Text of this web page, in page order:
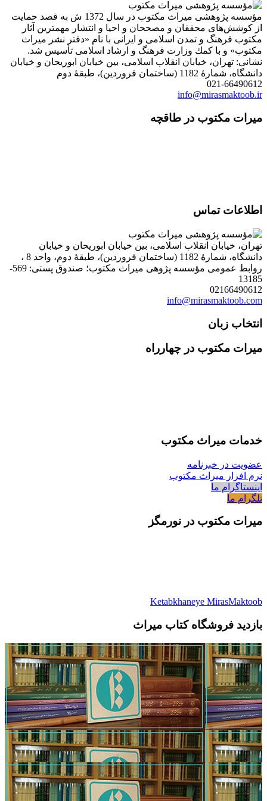
مؤسسه پژوهشی میراث مكتوب در سال 1372 ش به قصد حمایت
از كوشش‌های محققان و مصححان و احیا و انتشار مهمترین آثار
مكتوب فرهنگ و تمدن اسلامی و ایرانی با نام «دفتر نشر میراث
مكتوب» و با كمك وزارت فرهنگ و ارشاد اسلامی تأسیس شد.
نشانی: تهران، خیابان انقلاب اسلامی، بین خیابان ابوریحان و خیابان
دانشگاه، شمارۀ 1182 (ساختمان فروردین)، طبقۀ دوم
021-66490612
info@mirasmaktoob.ir
میرات مکتوب در طاقچه
اطلاعات تماس
تهران، خیابان انقلاب اسلامی، بین خیابان ابوریحان و خیابان
دانشگاه، شمارۀ 1182 (ساختمان فروردین)، طبقۀ دوم، واحد 8 ،
روابط عمومی مؤسسه پژوهی میراث مکتوب؛ صندوق پستی: 569-
13185
02166490612
info@mirasmaktoob.com
انتخاب زبان
میرات مکتوب در چهارراه
خدمات میراث مکتوب
عضویت در خبرنامه
نرم افزار میراث مکتوب
اینستاگرام ما
تلگرام ما
میرات مکتوب در نورمگز
Ketabkhaneye MirasMaktoob
بازدید فروشگاه کتاب میراث